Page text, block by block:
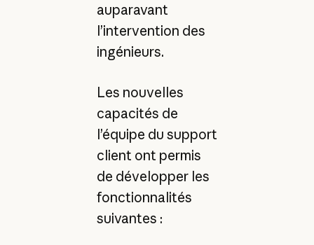
auparavant
l’intervention des
ingénieurs.
Les nouvelles
capacités de
l’équipe du support
client ont permis
de développer les
fonctionnalités
suivantes :